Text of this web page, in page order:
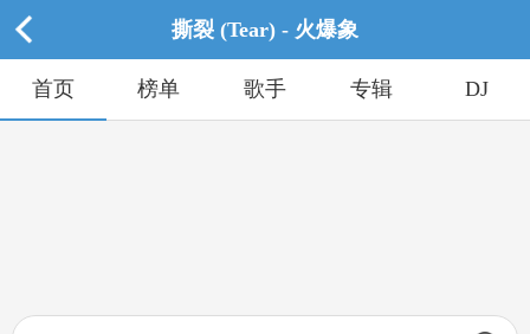
撕裂 (Tear) - 火爆象
首页 榜单 歌手 专辑 DJ